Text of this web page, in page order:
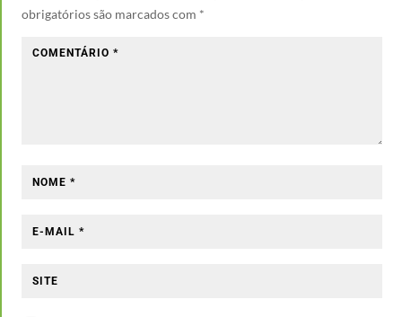
obrigatórios são marcados com *